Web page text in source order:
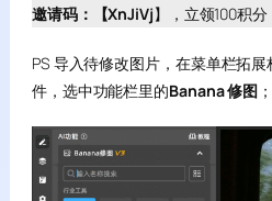
邀请码：【XnJiVj】，立领100积
PS 导入待修改图片，在菜单栏拓
件，选中功能栏里的Banana 修图 ；